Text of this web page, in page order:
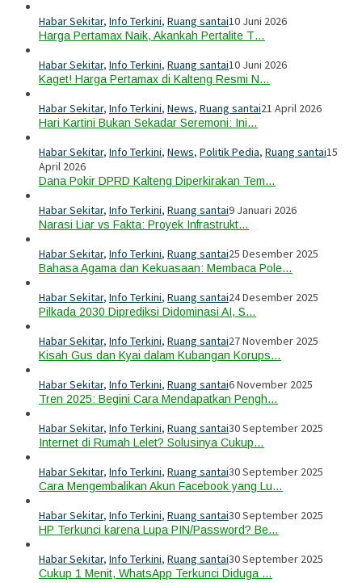
Habar Sekitar, Info Terkini, Ruang santai10 Juni 2026
Harga Pertamax Naik, Akankah Pertalite T…
Habar Sekitar, Info Terkini, Ruang santai10 Juni 2026
Kaget! Harga Pertamax di Kalteng Resmi N…
Habar Sekitar, Info Terkini, News, Ruang santai21 April 2026
Hari Kartini Bukan Sekadar Seremoni: Ini…
Habar Sekitar, Info Terkini, News, Politik Pedia, Ruang santai15
April 2026
Dana Pokir DPRD Kalteng Diperkirakan Tem…
Habar Sekitar, Info Terkini, Ruang santai9 Januari 2026
Narasi Liar vs Fakta: Proyek Infrastrukt…
Habar Sekitar, Info Terkini, Ruang santai25 Desember 2025
Bahasa Agama dan Kekuasaan: Membaca Pole…
Habar Sekitar, Info Terkini, Ruang santai24 Desember 2025
Pilkada 2030 Diprediksi Didominasi AI, S…
Habar Sekitar, Info Terkini, Ruang santai27 November 2025
Kisah Gus dan Kyai dalam Kubangan Korups…
Habar Sekitar, Info Terkini, Ruang santai6 November 2025
Tren 2025: Begini Cara Mendapatkan Pengh…
Habar Sekitar, Info Terkini, Ruang santai30 September 2025
Internet di Rumah Lelet? Solusinya Cukup…
Habar Sekitar, Info Terkini, Ruang santai30 September 2025
Cara Mengembalikan Akun Facebook yang Lu…
Habar Sekitar, Info Terkini, Ruang santai30 September 2025
HP Terkunci karena Lupa PIN/Password? Be…
Habar Sekitar, Info Terkini, Ruang santai30 September 2025
Cukup 1 Menit, WhatsApp Terkunci Diduga …